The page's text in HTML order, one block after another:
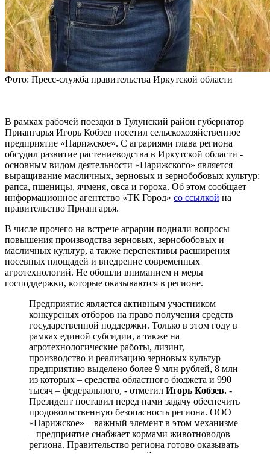
Фото: Пресс-служба правительства Иркутской области
В рамках рабочей поездки в Тулунский район губернатор
Приангарья Игорь Кобзев посетил сельскохозяйственное
предприятие «Парижское». С аграриями глава региона
обсудил развитие растениеводства в Иркутской области -
основным видом деятельности «Парижского» является
выращивание масличных, зерновых и зернобобовых культур:
рапса, пшеницы, ячменя, овса и гороха. Об этом сообщает
информационное агентство «ТК Город» со ссылкой на
правительство Приангарья.
В числе прочего на встрече аграрии подняли вопросы
повышения производства зерновых, зернобобовых и
масличных культур, а также перспективы расширения
посевных площадей и внедрение современных
агротехнологий. Не обошли вниманием и меры
господдержки, которые оказываются в регионе.
Предприятие является активным участником
конкурсных отборов на право получения средств
государственной поддержки. Только в этом году в
рамках единой субсидии, а также на
агротехнологические работы, лизинг,
производство и реализацию зерновых культур
предприятию выделено более 9 млн рублей, 8 млн
из которых – средства областного бюджета и 990
тысяч – федерального, - отметил Игорь Кобзев. -
Президент поставил перед нами задачу обеспечить
продовольственную безопасность региона. ООО
«Парижское» – важный элемент в этом механизме
– предприятие снабжает кормами животноводов
региона. Правительство региона готово оказывать